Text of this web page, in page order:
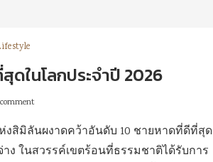
ดในโลกประจำปี 2026
งสิมิลันผงาดคว้าอันดับ 10 ชายหาดที่ดีที่สุด
ง ในสวรรค์เขตร้อนที่ธรรมชาติได้รับการ